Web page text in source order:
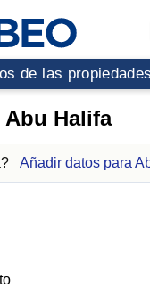
de las
Abu Halifa
Añadir datos para